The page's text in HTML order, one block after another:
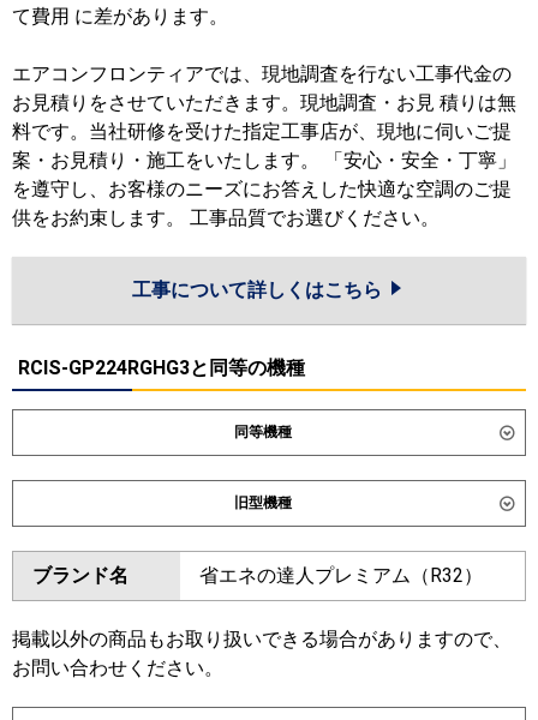
て費用 に差があります。
エアコンフロンティアでは、現地調査を行ない工事代金の
お見積りをさせていただきます。現地調査・お見 積りは無
料です。当社研修を受けた指定工事店が、現地に伺いご提
案・お見積り・施工をいたします。 「安心・安全・丁寧」
を遵守し、お客様のニーズにお答えした快適な空調のご提
供をお約束します。 工事品質でお選びください。
工事について詳しくはこちら
RCIS-GP224RGHG3と同等の機種
同等機種
ダイキン SSRK224DM SSRK224DNM
東芝 GSXC22413MUB GSXC22413XU
三菱電機 PMZT-ZRMP224FF6 PMZT-
ZRMP224F6
日立 RCIS-GP224RGHG5
三菱重工 FDTSZ2246HT6S
旧型機種
ダイキン SSRK224CM SSRK224CNM
東芝 RSXC22433MUB RSXC22433MU
RSXC22433XU RSXC22433M
RSXC22433X
三菱電機 PMZT-ZRMP224F5 PMZT-
ブランド名 省エネの達人プレミアム（R32）
掲載以外の商品もお取り扱いできる場合がありますので、
お問い合わせください。